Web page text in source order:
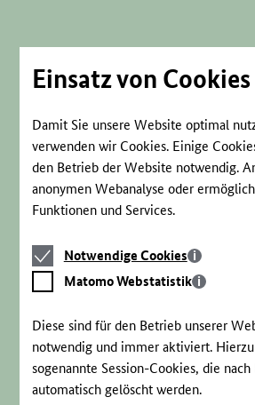
Einsatz von Cookies
Damit Sie unsere Website optimal
verwenden wir Cookies. Einige
den Betrieb der Website notwendig.
anonymen Webanalyse oder
Funktionen und Services.
Notwendige
Cookies
Notwendige Cookies
Matomo
Webstatistik
Matomo Webstatistik
Diese sind für den Betrieb unserer
notwendig und immer aktiviert. Hierzu
sogenannte Session-Cookies, die
automatisch gelöscht werden.